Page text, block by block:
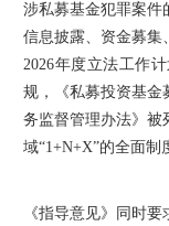
涉私募基金犯罪案件
信息披露、资金募集
2026年度立法工作
规，《私募投资基金
务监督管理办法》被
域“1+N+X”的全面制
《指导意见》同时